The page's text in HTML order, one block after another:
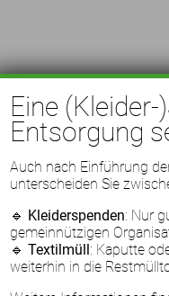
Eine
Entsorgung
Auch nach Einführung
unterscheiden Sie
🔹 Kleiderspenden: Nur
gemeinnützigen
🔹Textilmüll: Kaputte
weiterhin in die